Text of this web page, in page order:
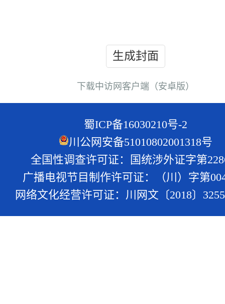
生成封面
下载中访网客户端（安卓版）
蜀ICP备16030210号-2
川公网安备51010802001318号
全国性调查许可证：国统涉外证字第
广播电视节目制作许可证：（川）字第
网络文化经营许可证：川网文〔2018〕